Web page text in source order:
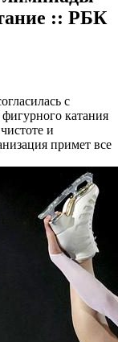
:: РБК
с
катания
и
примет все